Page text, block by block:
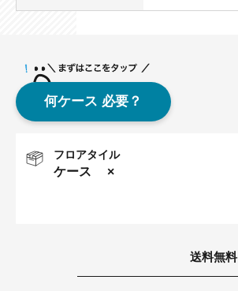
何ケース 必要？
フロアタイル
ケース ×
送料無料